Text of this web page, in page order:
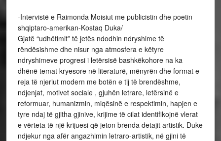
-Intervistë e Raimonda Moisiut me publicistin dhe poetin
shqiptaro-amerikan-Kostaq Duka/
Gjatë “udhëtimit” të jetës ndodhin ndryshime të
rëndësishme dhe nisur nga atmosfera e këtyre
ndryshimeve progresi i letërsisë bashkëkohore na ka
dhënë temat kryesore në literaturë, mënyrën dhe format e
reja të njeriut modern me botën e tij të brendëshme,
ndjenjat, motivet sociale , gjuhën letrare, letërsinë e
reformuar, humanizmin, miqësinë e respektimin, hapjen e
tyre ndaj të gjitha gjinive, krijime të cilat identifikojnë vlerat
e vërteta të një krijuesi që jeton brenda detajit artistik. Duke
ndjekur nga afër angazhimin letraro-artistik, në gjini të